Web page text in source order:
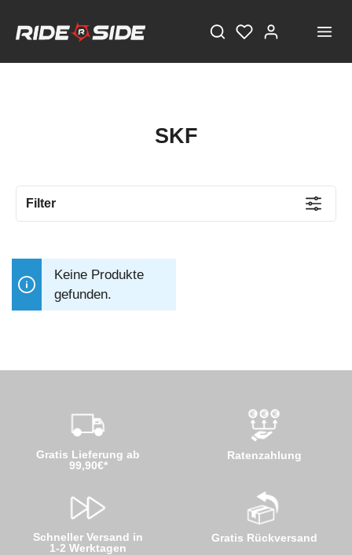
SKF
Filter
Keine Produkte
gefunden.
Gratis Lieferung ab
99,90€*
Schneller Versand in
1-2 Werktagen
Ratenzahlung
Gratis Rückversand